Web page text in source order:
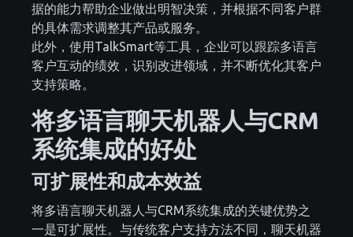
据的能力帮助企业做出明智决策，并根据不同客户群
的具体需求调整其产品或服务。
此外，使用TalkSmart等工具，企业可以跟踪多语言
客户互动的绩效，识别改进领域，并不断优化其客户
支持策略。
将多语言聊天机器人与CRM
系统集成的好处
可扩展性和成本效益
将多语言聊天机器人与CRM系统集成的关键优势之
一是可扩展性。与传统客户支持方法不同，聊天机器